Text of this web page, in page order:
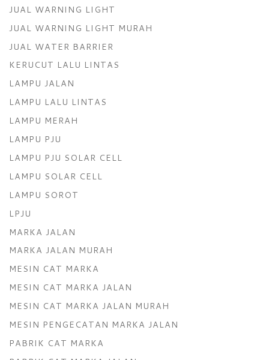
JUAL WARNING LIGHT
JUAL WARNING LIGHT MURAH
JUAL WATER BARRIER
KERUCUT LALU LINTAS
LAMPU JALAN
LAMPU LALU LINTAS
LAMPU MERAH
LAMPU PJU
LAMPU PJU SOLAR CELL
LAMPU SOLAR CELL
LAMPU SOROT
LPJU
MARKA JALAN
MARKA JALAN MURAH
MESIN CAT MARKA
MESIN CAT MARKA JALAN
MESIN CAT MARKA JALAN MURAH
MESIN PENGECATAN MARKA JALAN
PABRIK CAT MARKA